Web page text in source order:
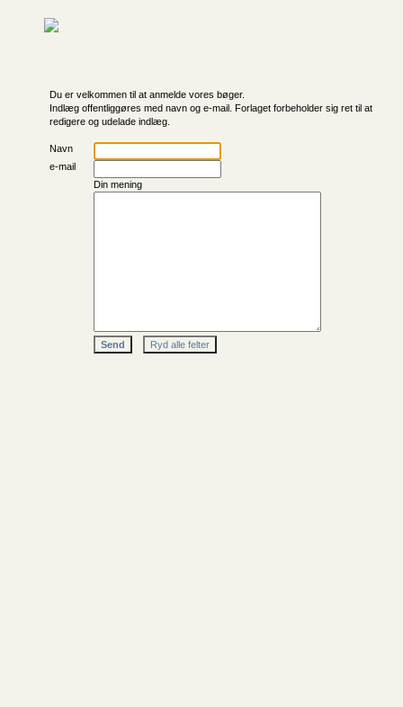
Du er velkommen til at anmelde vores bøger.
Indlæg offentliggøres med navn og e-mail. Forlaget forbeholder sig ret til at
redigere og udelade indlæg.
Navn
e-mail
Din mening